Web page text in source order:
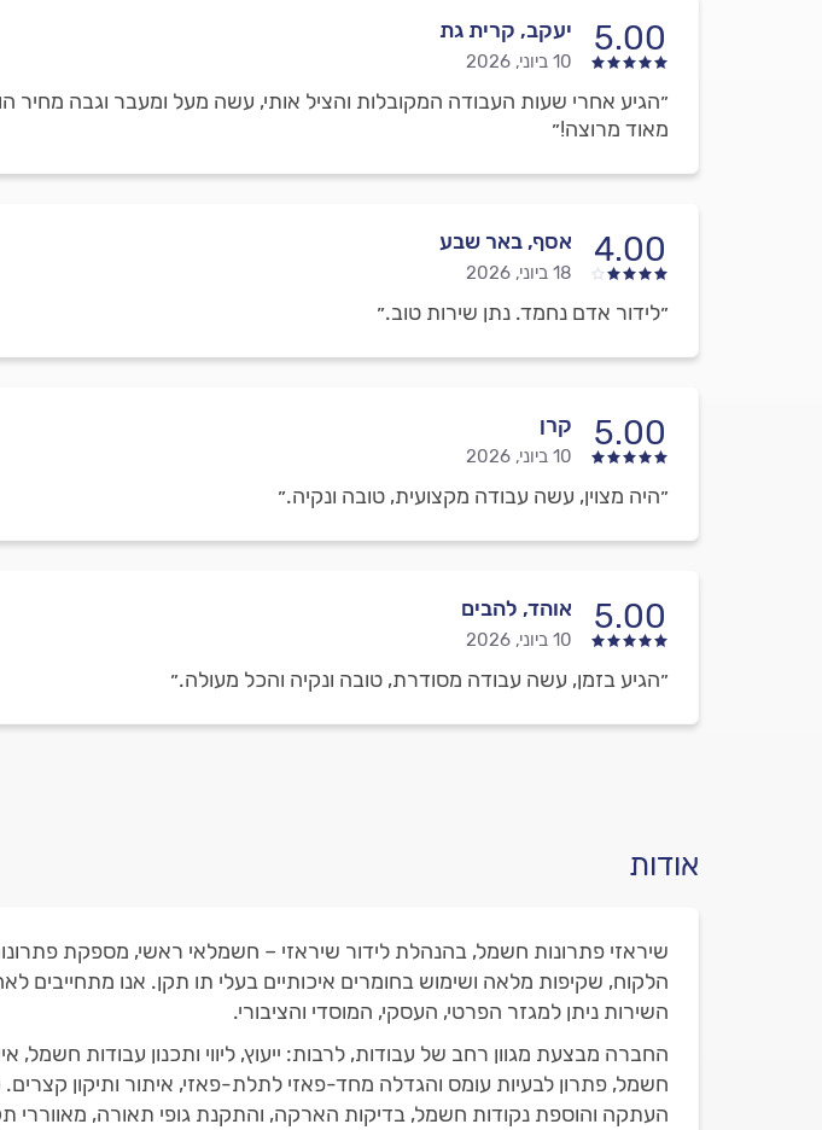
5.00 יעקב, קרית גת
10 ביוני, 2026
״הגיע אחרי שעות העבודה המקובלות והציל אותי, עשה מעל ומעבר וגבה מחיר
מאוד מרוצה!״
4.00 אסף, באר שבע
18 ביוני, 2026
״לידור אדם נחמד. נתן שירות טוב.״
5.00 קרן
10 ביוני, 2026
״היה מצוין, עשה עבודה מקצועית, טובה ונקיה.״
5.00 אוהד, להבים
10 ביוני, 2026
״הגיע בזמן, עשה עבודה מסודרת, טובה ונקיה והכל מעולה.״
אודות
שיראזי פתרונות חשמל, בהנהלת לידור שיראזי – חשמלאי ראשי, מספקת
הלקוח, שקיפות מלאה ושימוש בחומרים איכותיים בעלי תו תקן. אנו
השירות ניתן למגזר הפרטי, העסקי, המוסדי והציבורי.
החברה מבצעת מגוון רחב של עבודות, לרבות: ייעוץ, ליווי ותכנון עבודות
חשמל, פתרון לבעיות עומס והגדלה מחד-פאזי לתלת-פאזי, איתור ותיקון
העתקה והוספת נקודות חשמל, בדיקות הארקה, והתקנת גופי תאורה,